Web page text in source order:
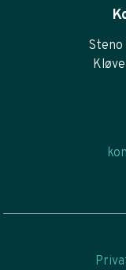
Steno